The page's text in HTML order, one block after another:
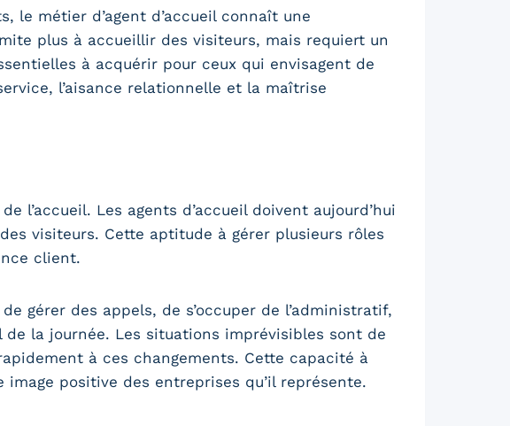
le métier d’agent d’accueil connaît une
plus à accueillir des visiteurs, mais requiert un
à acquérir pour ceux qui envisagent de
l’aisance relationnelle et la maîtrise
l’accueil. Les agents d’accueil doivent aujourd’hui
visiteurs. Cette aptitude à gérer plusieurs rôles
client.
gérer des appels, de s’occuper de l’administratif,
la journée. Les situations imprévisibles sont de
à ces changements. Cette capacité à
positive des entreprises qu’il représente.